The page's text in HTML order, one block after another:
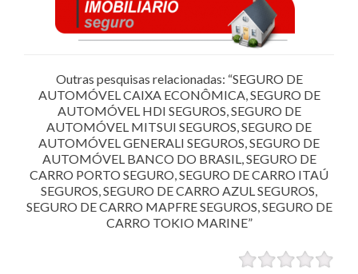
Outras pesquisas relacionadas: “SEGURO DE
AUTOMÓVEL CAIXA ECONÔMICA, SEGURO DE
AUTOMÓVEL HDI SEGUROS, SEGURO DE
AUTOMÓVEL MITSUI SEGUROS, SEGURO DE
AUTOMÓVEL GENERALI SEGUROS, SEGURO DE
AUTOMÓVEL BANCO DO BRASIL, SEGURO DE
CARRO PORTO SEGURO, SEGURO DE CARRO ITAÚ
SEGUROS, SEGURO DE CARRO AZUL SEGUROS,
SEGURO DE CARRO MAPFRE SEGUROS, SEGURO DE
CARRO TOKIO MARINE”